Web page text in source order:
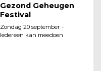
Gezond Geheugen
Festival
Zondag 20 september -
Iedereen kan meedoen